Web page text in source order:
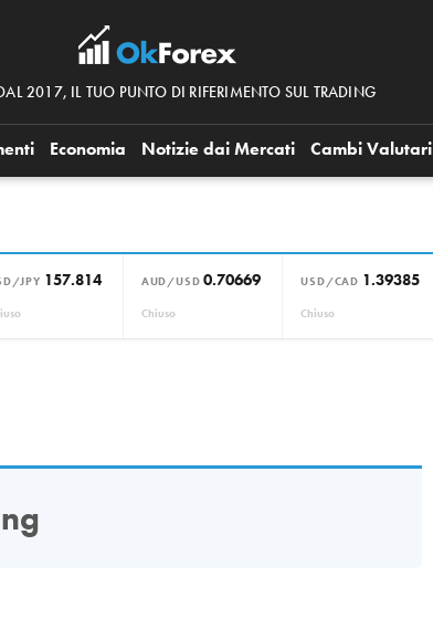
2017, IL TUO PUNTO DI RIFERIMENTO SUL TRADING
Economia Notizie dai Mercati Cambi Valutari
JPY 157.814 AUD/USD 0.70669
Chiuso
USD/CAD 1.39385
Chiuso